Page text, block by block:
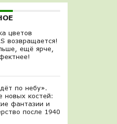
цветов
возвращается!
ещё ярче,
по небу».
новых костей:
фантазии и
после 1940